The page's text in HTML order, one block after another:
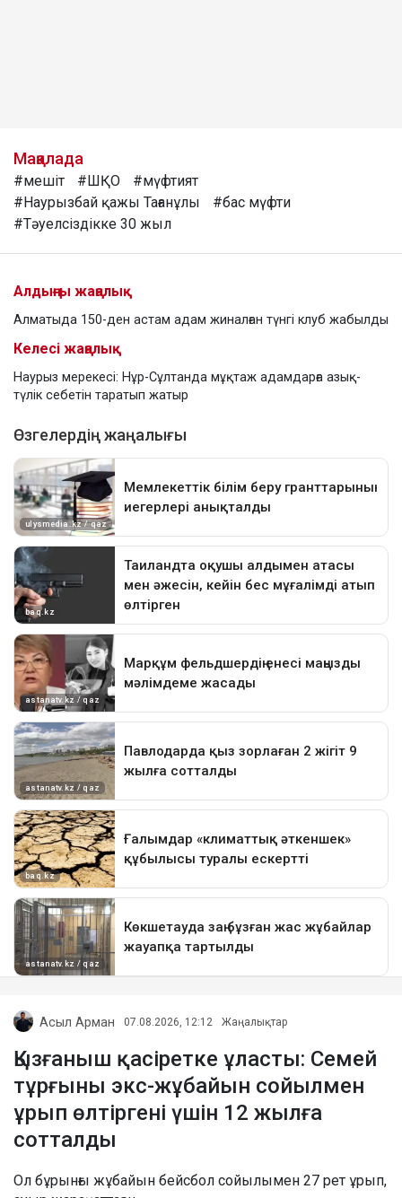
Мақалада
#мешіт #ШҚО
#мүфтият
#Наурызбай қажы Тағанұлы
#бас мүфти
#Тәуелсіздікке 30 жыл
Алдыңғы жаңалық
Алматыда 150-ден астам адам жиналған түнгі клуб жабылды
Келесі жаңалық
Наурыз мерекесі: Нұр-Сұлтанда мұқтаж адамдарға азық-
түлік себетін таратып жатыр
Асыл Арман 07.08.2026, 12:12 Жаңалықтар
Қызғаныш қасіретке ұласты: Семей
тұрғыны экс-жұбайын сойылмен
ұрып өлтіргені үшін 12 жылға
сотталды
Ол бұрынғы жұбайын бейсбол сойылымен 27 рет ұрып,